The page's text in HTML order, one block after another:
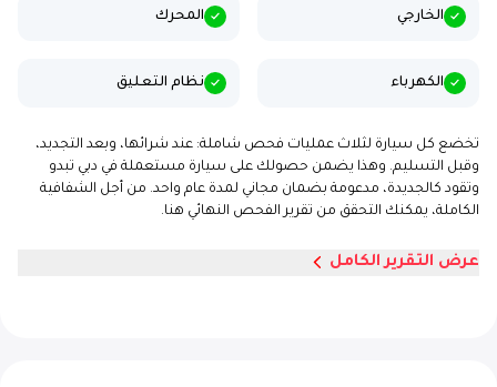
الخارجي المحرك
الكهرباء نظام التعليق
تخضع كل سيارة لثلاث عمليات فحص شاملة: عند شرائها، وبعد التجديد،
وقبل التسليم. وهذا يضمن حصولك على سيارة مستعملة في دبي تبدو
وتقود كالجديدة، مدعومة بضمان مجاني لمدة عام واحد. من أجل الشفافية
الكاملة، يمكنك التحقق من تقرير الفحص النهائي هنا.
عرض التقرير الكامل